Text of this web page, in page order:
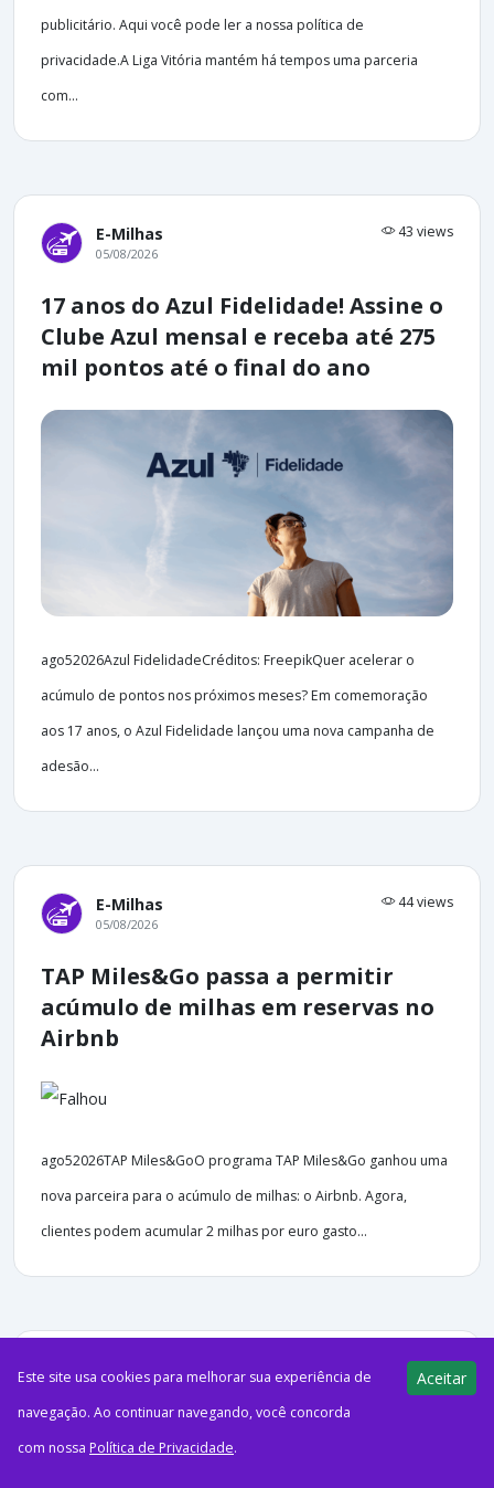
publicitário. Aqui você pode ler a nossa política de
privacidade.A Liga Vitória mantém há tempos uma parceria
com...
E-Milhas 43 views
05/08/2026
17 anos do Azul Fidelidade! Assine o
Clube Azul mensal e receba até 275
mil pontos até o final do ano
ago52026Azul FidelidadeCréditos: FreepikQuer acelerar o
acúmulo de pontos nos próximos meses? Em comemoração
aos 17 anos, o Azul Fidelidade lançou uma nova campanha de
adesão...
E-Milhas 44 views
05/08/2026
TAP Miles&Go passa a permitir
acúmulo de milhas em reservas no
Airbnb
ago52026TAP Miles&GoO programa TAP Miles&Go ganhou uma
nova parceira para o acúmulo de milhas: o Airbnb. Agora,
clientes podem acumular 2 milhas por euro gasto...
E-Milhas 45 views
05/08/2026
17 anos do Azul Fidelidade!
Este site usa cookies para melhorar sua experiência de
navegação. Ao continuar navegando, você concorda
com nossa Política de Privacidade.
Aceitar